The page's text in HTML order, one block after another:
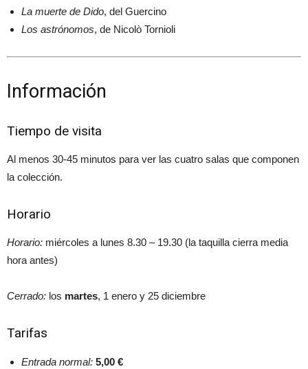
La muerte de Dido, del Guercino
Los astrónomos, de Nicolò Tornioli
Información
Tiempo de visita
Al menos 30-45 minutos para ver las cuatro salas que componen
la colección.
Horario
Horario: miércoles a lunes 8.30 – 19.30 (la taquilla cierra media
hora antes)
Cerrado: los martes, 1 enero y 25 diciembre
Tarifas
Entrada normal: 5,00 €